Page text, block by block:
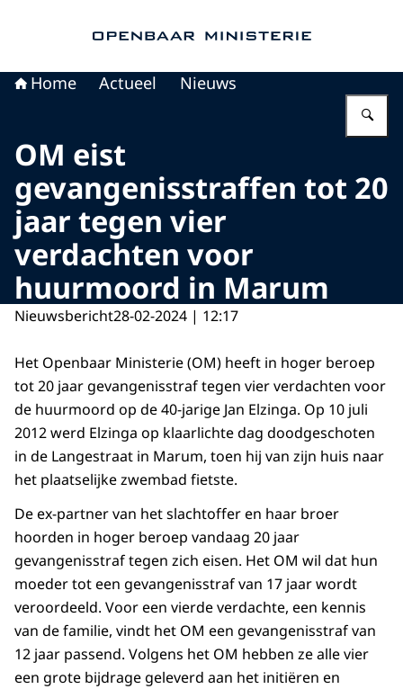
Home Actueel Nieuws
OM eist
gevangenisstraffen tot 20
jaar tegen vier
verdachten voor
huurmoord in Marum
Nieuwsbericht28-02-2024 | 12:17
Het Openbaar Ministerie (OM) heeft in hoger beroep
tot 20 jaar gevangenisstraf tegen vier verdachten voor
de huurmoord op de 40-jarige Jan Elzinga. Op 10 juli
2012 werd Elzinga op klaarlichte dag doodgeschoten
in de Langestraat in Marum, toen hij van zijn huis naar
het plaatselijke zwembad fietste.
De ex-partner van het slachtoffer en haar broer
hoorden in hoger beroep vandaag 20 jaar
gevangenisstraf tegen zich eisen. Het OM wil dat hun
moeder tot een gevangenisstraf van 17 jaar wordt
veroordeeld. Voor een vierde verdachte, een kennis
van de familie, vindt het OM een gevangenisstraf van
12 jaar passend. Volgens het OM hebben ze alle vier
een grote bijdrage geleverd aan het initiëren en